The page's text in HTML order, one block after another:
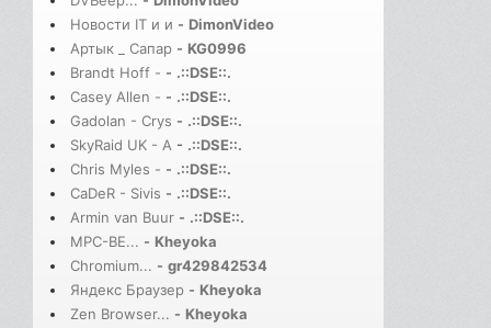
Новости IT и и - DimonVideo
Артык _ Сапар - KG0996
Brandt Hoff - - .::DSE::.
Casey Allen - - .::DSE::.
Gadolan - Crys - .::DSE::.
SkyRaid UK - A - .::DSE::.
Chris Myles - - .::DSE::.
CaDeR - Sivis - .::DSE::.
Armin van Buur - .::DSE::.
MPC-BE... - Kheyoka
Chromium... - gr429842534
Яндекс Браузер - Kheyoka
Zen Browser... - Kheyoka